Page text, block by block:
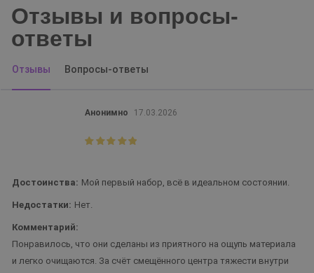
Отзывы и вопросы-
ответы
Отзывы Вопросы-ответы
Анонимно 17.03.2026
Достоинства: Мой первый набор, всё в идеальном состоянии.
Недостатки: Нет.
Комментарий:
Понравилось, что они сделаны из приятного на ощупь материала
и легко очищаются. За счёт смещённого центра тяжести внутри